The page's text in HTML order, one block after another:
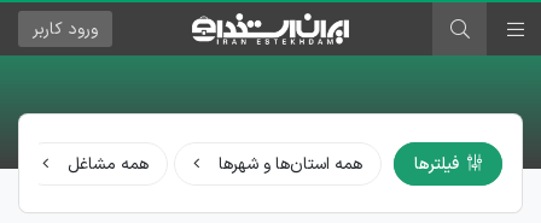
ورود کاربر
فیلترها همه استان‌ها و شهرها همه مشاغل